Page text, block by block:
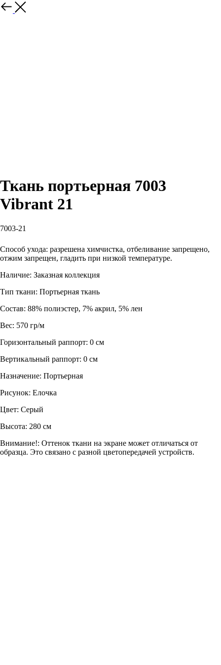
Назад
Ткань портьерная 7003
Vibrant 21
7003-21
Способ ухода: разрешена химчистка, отбеливание запрещено,
отжим запрещен, гладить при низкой температуре.
Наличие: Заказная коллекция
Тип ткани: Портьерная ткань
Состав: 88% полиэстер, 7% акрил, 5% лен
Вес: 570 гр/м
Горизонтальный раппорт: 0 см
Вертикальный раппорт: 0 см
Назначение: Портьерная
Рисунок: Елочка
Цвет: Серый
Высота: 280 см
Внимание!: Оттенок ткани на экране может отличаться от
образца. Это связано с разной цветопередачей устройств.